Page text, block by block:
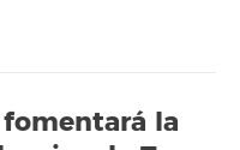
fomentará la